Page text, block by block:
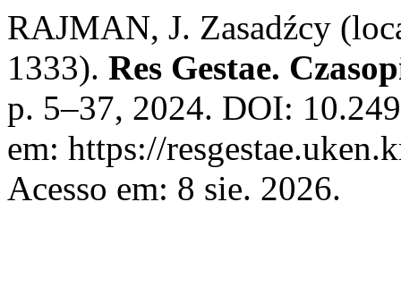
RAJMAN, J. Zasadźcy
1333). Res Gestae.
p. 5–37, 2024. DOI:
em: https://
Acesso em: 8 sie. 2026.